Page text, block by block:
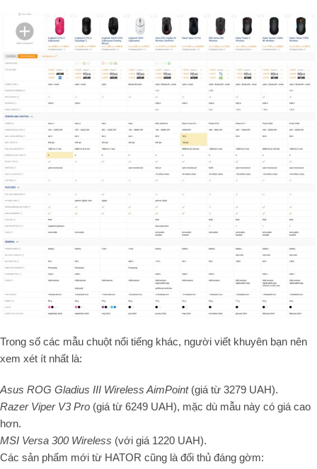
Trong số các mẫu chuột nổi tiếng khác, người viết khuyên bạn nên
xem xét ít nhất là:
Asus ROG Gladius III Wireless AimPoint (giá từ 3279 UAH).
Razer Viper V3 Pro (giá từ 6249 UAH), mặc dù mẫu này có giá cao
hơn.
MSI Versa 300 Wireless (với giá 1220 UAH).
Các sản phẩm mới từ HATOR cũng là đối thủ đáng gờm: